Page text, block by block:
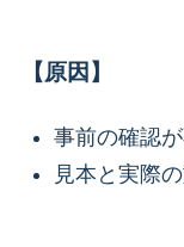
【原因】
事前の確認が
見本と実際